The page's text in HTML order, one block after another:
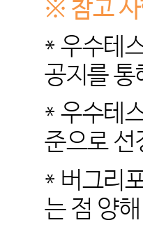
※ 참고
* 우수테
공지를 통
* 우수테
준으로 선
* 버그리
는 점 양